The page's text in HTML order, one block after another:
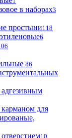
в наборах3
простыни118
6
86
для
10